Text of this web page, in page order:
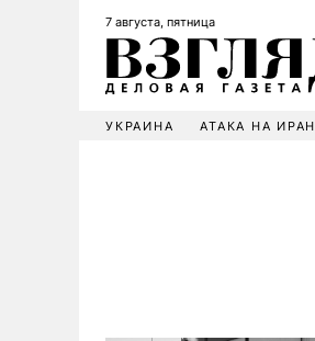
7 августа, пятница
УКРАИНА АТАКА НА ИРАН